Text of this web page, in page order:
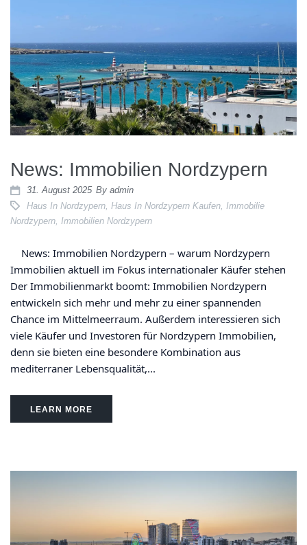
News: Immobilien Nordzypern
31. August 2025 By admin
Haus In Nordzypern Haus In Nordzypern Kaufen Immobilie
Nordzypern, Immobilien Nordzypern
News: Immobilien Nordzypern – warum Nordzypern
Immobilien aktuell im Fokus internationaler Käufer stehen
Der Immobilienmarkt boomt: Immobilien Nordzypern
entwickeln sich mehr und mehr zu einer spannenden
Chance im Mittelmeerraum. Außerdem interessieren sich
viele Käufer und Investoren für Nordzypern Immobilien,
denn sie bieten eine besondere Kombination aus
mediterraner Lebensqualität,...
LEARN MORE